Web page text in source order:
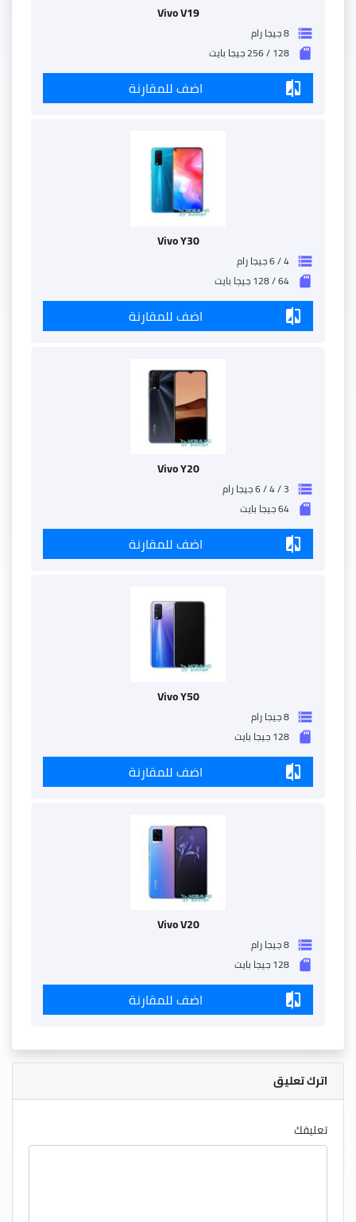
Vivo V19
storage 8 جيجا رام
sd_storage 128 / 256 جيجا بايت
compare اضف للمقارنة
Vivo Y30
storage 4 / 6 جيجا رام
sd_storage 64 / 128 جيجا بايت
compare اضف للمقارنة
Vivo Y20
storage 3 / 4 / 6 جيجا رام
sd_storage 64 جيجا بايت
compare اضف للمقارنة
Vivo Y50
storage 8 جيجا رام
sd_storage 128 جيجا بايت
compare اضف للمقارنة
Vivo V20
storage 8 جيجا رام
sd_storage 128 جيجا بايت
compare اضف للمقارنة
اترك تعليق
تعليقك